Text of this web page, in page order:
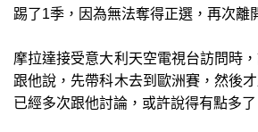
踢了1季，因為無法奪得正選，再次離
摩拉達接受意大利天空電視台訪問時
跟他說，先帶科木去到歐洲賽，然後
已經多次跟他討論，或許說得有點多了